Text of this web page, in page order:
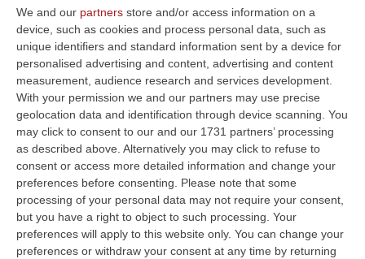
We and our partners store and/or access information on a
device, such as cookies and process personal data, such as
unique identifiers and standard information sent by a device for
personalised advertising and content, advertising and content
measurement, audience research and services development.
With your permission we and our partners may use precise
geolocation data and identification through device scanning. You
may click to consent to our and our 1731 partners’ processing
as described above. Alternatively you may click to refuse to
consent or access more detailed information and change your
preferences before consenting.
Please note that some
processing of your personal data may not require your consent,
but you have a right to object to such processing. Your
preferences will apply to this website only. You can change your
preferences or withdraw your consent at any time by returning
Disservizi idrici a Crotone, la Uil:
«Stabilire le responsabilità di chi ha
consentito tale stato debitorio»
Fabio Tomaino (Uil Crotone) e Vincenzo Celi
(Uiltec Calabria) chiedono un confronto con i
soci (i sindaci) di Congesi: «Occorre